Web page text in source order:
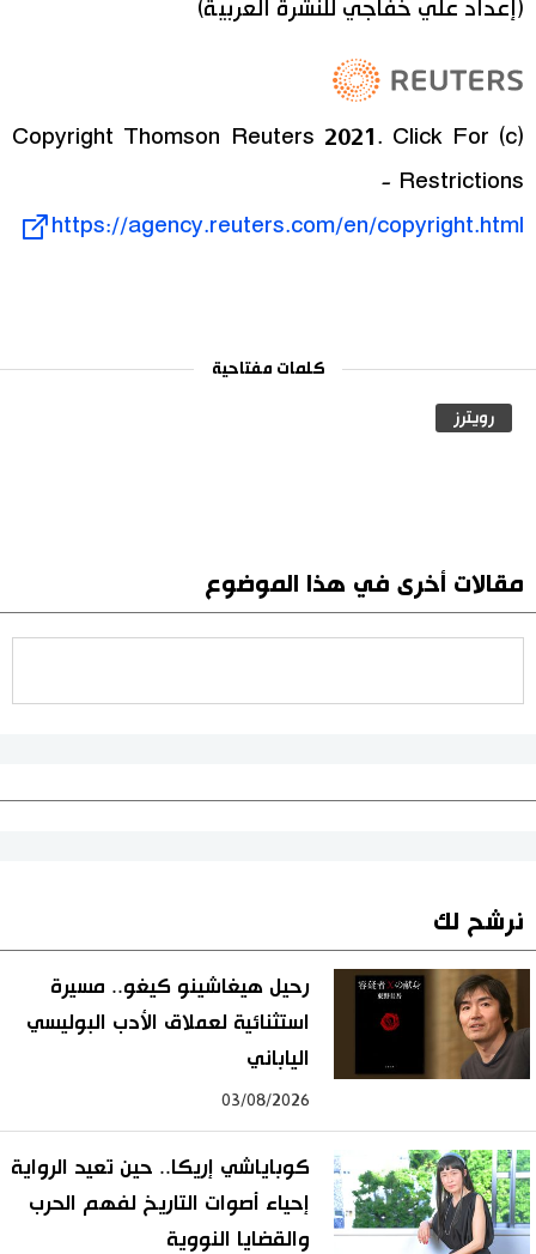
(إعداد علي خفاجي للنشرة العربية)
(c) Copyright Thomson Reuters 2021. Click For
Restrictions -
https://agency.reuters.com/en/copyright.html
كلمات مفتاحية
رويترز
مقالات أخرى في هذا الموضوع
نرشح لك
رحيل هيغاشينو كيغو.. مسيرة
استثنائية لعملاق الأدب البوليسي
الياباني
03/08/2026
كوباياشي إريكا.. حين تعيد الرواية
إحياء أصوات التاريخ لفهم الحرب
والقضايا النووية